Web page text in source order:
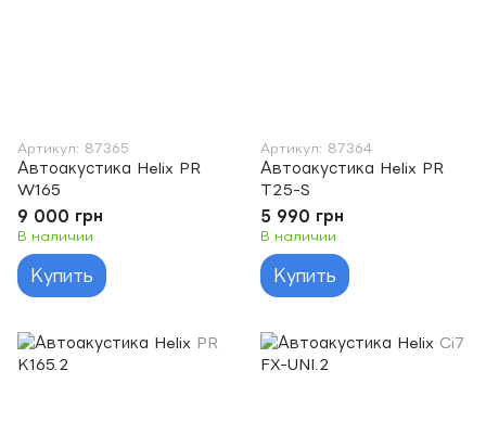
Артикул: 87365
Автоакустика Helix PR
W165
9 000 грн
В наличии
Купить
Артикул: 87364
Автоакустика Helix PR
T25-S
5 990 грн
В наличии
Купить